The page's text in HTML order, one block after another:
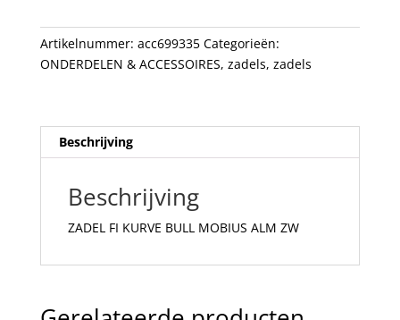
ZW
aantal
Artikelnummer: acc699335 Categorieën:
ONDERDELEN & ACCESSOIRES, zadels, zadels
Beschrijving
Beschrijving
ZADEL FI KURVE BULL MOBIUS ALM ZW